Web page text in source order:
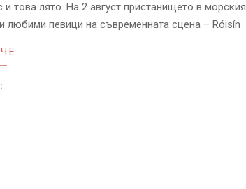
това лято. На 2 август пристанището в морския
любими певици на съвременната сцена – Róisín